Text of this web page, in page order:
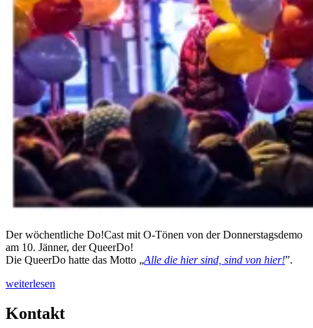
Der wöchentliche Do!Cast mit O-Tönen von der Donnerstagsdemo
am 10. Jänner, der QueerDo!
Die QueerDo hatte das Motto „Alle die hier sind, sind von hier!”.
„Do!Cast
12.
Donnerstagsdemo“
weiterlesen
Kontakt